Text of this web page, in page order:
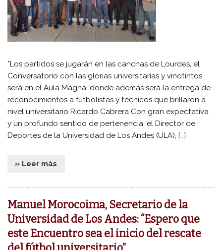
*Los partidos se jugarán en las canchas de Lourdes, el
Conversatorio con las glorias universitarias y vinotintos
será en el Aula Magna, donde además será la entrega de
reconocimientos a futbolistas y técnicos que brillaron a
nivel universitario Ricardo Cabrera Con gran expectativa
y un profundo sentido de pertenencia, el Director de
Deportes de la Universidad de Los Andes (ULA), […]
» Leer más
Manuel Morocoima, Secretario de la
Universidad de Los Andes: “Espero que
este Encuentro sea el inicio del rescate